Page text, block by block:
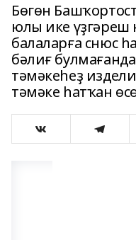
Бөгөн
юлы ике үҙгәреш
балаларға снюс
бәлиғ
тәмәкеһеҙ
тәмәке һатҡан